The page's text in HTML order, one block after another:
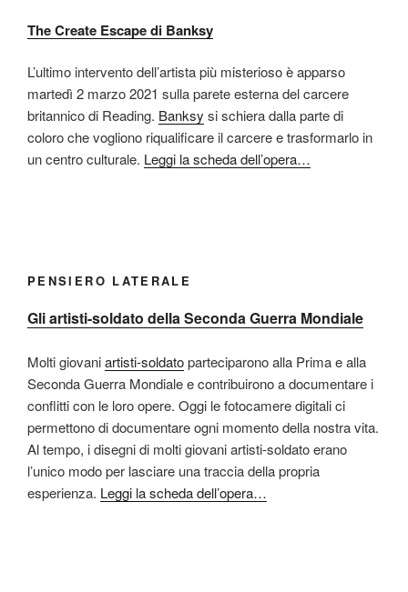
The Create Escape di Banksy
L’ultimo intervento dell’artista più misterioso è apparso
martedì 2 marzo 2021 sulla parete esterna del carcere
britannico di Reading. Banksy si schiera dalla parte di
coloro che vogliono riqualificare il carcere e trasformarlo in
un centro culturale. Leggi la scheda dell’opera…
PENSIERO LATERALE
Gli artisti-soldato della Seconda Guerra Mondiale
Molti giovaniartisti-soldatoparteciparono alla Prima e alla
Seconda Guerra Mondiale e contribuirono a documentare i
conflitti con le loro opere. Oggi le fotocamere digitali ci
permettono di documentare ogni momento della nostra vita.
Al tempo, i disegni di molti giovani artisti-soldato erano
l’unico modo per lasciare una traccia della propria
esperienza. Leggi la scheda dell’opera…